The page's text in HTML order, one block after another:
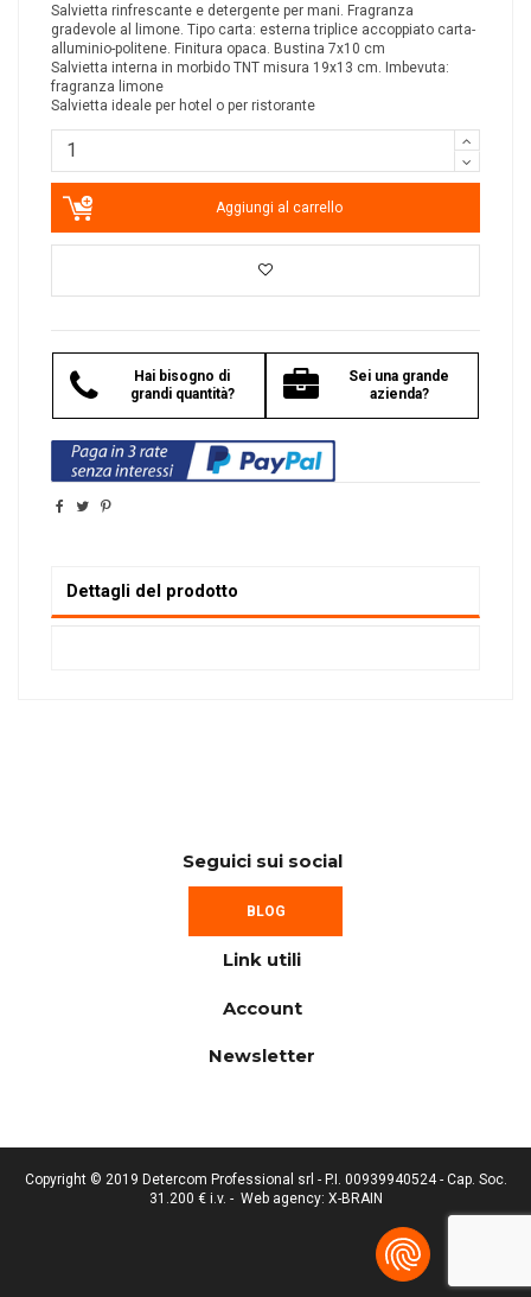
Salvietta rinfrescante e detergente per mani. Fragranza
gradevole al limone. Tipo carta: esterna triplice accoppiato carta-
alluminio-politene. Finitura opaca. Bustina 7x10 cm
Salvietta interna in morbido TNT misura 19x13 cm. Imbevuta:
fragranza limone
Salvietta ideale per hotel o per ristorante
Aggiungi al carrello
Hai bisogno di
grandi quantità?
Sei una grande
azienda?
Dettagli del prodotto
Seguici sui social
BLOG
Link utili
Account
Newsletter
Copyright © 2019 Detercom Professional srl - P.I. 00939940524 - Cap. Soc.
31.200 € i.v. - Web agency: X-BRAIN